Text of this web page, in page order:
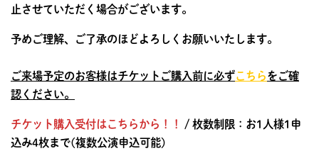
止させていただく場合がございます。
予めご理解、ご了承のほどよろしくお願いいたします。
ご来場予定のお客様はチケットご購入前に必ずこちらをご確
認ください。
チケット購入受付はこちらから！！ / 枚数制限：お1人様1申
込み4枚まで(複数公演申込可能)